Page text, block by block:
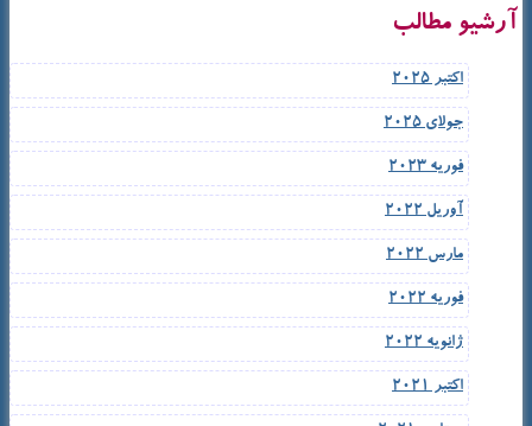
آرشیو مطالب
اکتبر 2025
جولای 2025
فوریه 2023
آوریل 2022
مارس 2022
فوریه 2022
ژانویه 2022
اکتبر 2021